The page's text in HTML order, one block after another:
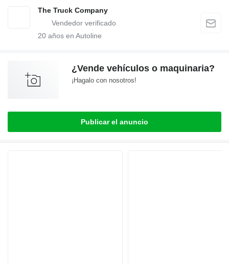
The Truck Company
20 años en Autoline
¿Vende vehículos o maquinaria?
¡Hagalo con nosotros!
Publicar el anuncio